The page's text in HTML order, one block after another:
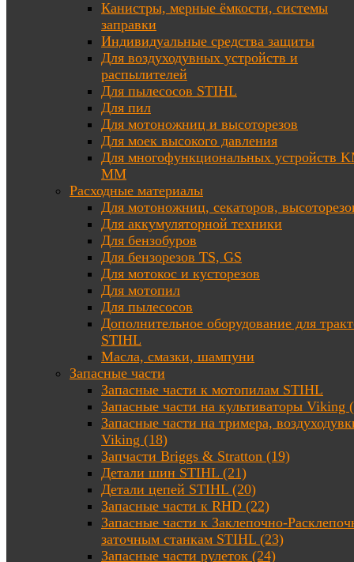
Канистры, мерные ёмкости, системы
заправки
Индивидуальные средства защиты
Для воздуходувных устройств и
распылителей
Для пылесосов STIHL
Для пил
Для мотоножниц и высоторезов
Для моек высокого давления
Для многофункциональных устройств
MM
Расходные материалы
Для мотоножниц, секаторов,
Для аккумуляторной техники
Для бензобуров
Для бензорезов TS, GS
Для мотокос и кусторезов
Для мотопил
Для пылесосов
Дополнительное оборудование для
STIHL
Масла, смазки, шампуни
Запасные части
Запасные части к мотопилам STIHL
Запасные части на культиваторы Viking
Запасные части на тримера,
Viking (18)
Запчасти Briggs & Stratton (19)
Детали шин STIHL (21)
Детали цепей STIHL (20)
Запасные части к RHD (22)
Запасные части к Заклепочно-
заточным станкам STIHL (23)
Запасные части рулеток (24)